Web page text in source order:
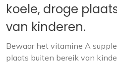
koele, droge
van kinderen.
Bewaar het vitamine A
plaats buiten bereik van